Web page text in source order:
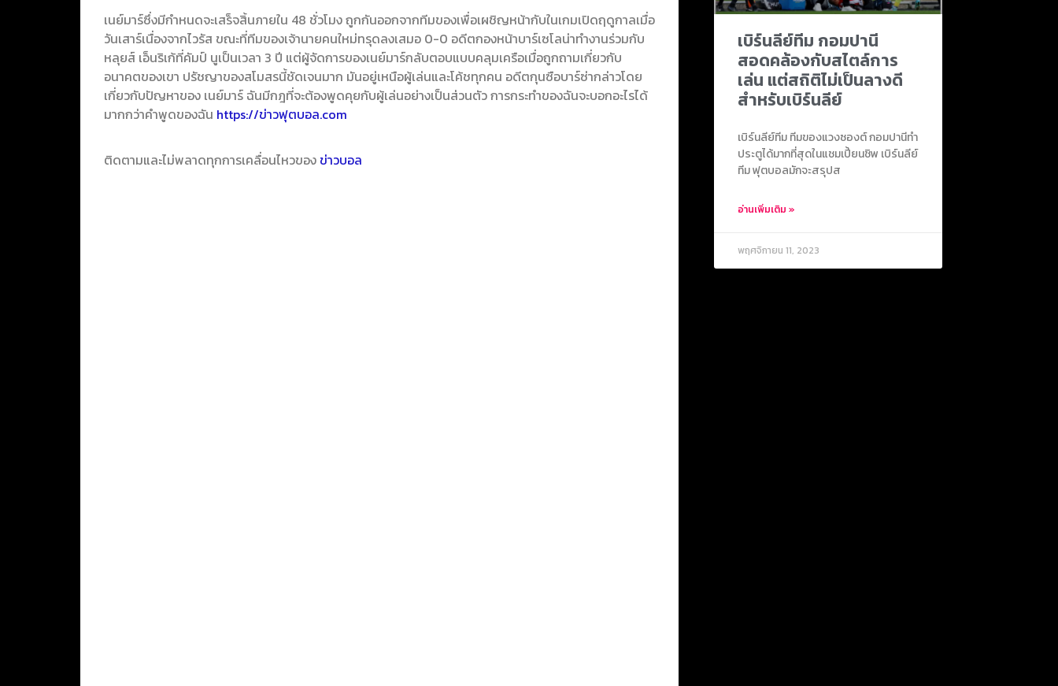
เนย์มาร์ซึ่งมีกำหนดจะเสร็จสิ้นภายใน 48 ชั่วโมง ถูกกันออกจากทีมของเพื่อเผชิญหน้ากับในเกมเปิดฤดูกาลเมื่อ
วันเสาร์เนื่องจากไวรัส ขณะที่ทีมของเจ้านายคนใหม่ทรุดลงเสมอ 0-0 อดีตกองหน้าบาร์เซโลน่าทำงานร่วมกับ
หลุยส์ เอ็นริเก้ที่คัมป์ นูเป็นเวลา 3 ปี แต่ผู้จัดการของเนย์มาร์กลับตอบแบบคลุมเครือเมื่อถูกถามเกี่ยวกับ
อนาคตของเขา ปรัชญาของสโมสรนี้ชัดเจนมาก มันอยู่เหนือผู้เล่นและโค้ชทุกคน อดีตกุนซือบาร์ซ่ากล่าวโดย
เกี่ยวกับปัญหาของ เนย์มาร์ ฉันมีกฎที่จะต้องพูดคุยกับผู้เล่นอย่างเป็นส่วนตัว การกระทำของฉันจะบอกอะไรได้
มากกว่าคำพูดของฉัน https://ข่าวฟุตบอล.com
ติดตามและไม่พลาดทุกการเคลื่อนไหวของ ข่าวบอล
เบิร์นลีย์ทีม กอมปานี
สอดคล้องกับสไตล์การ
เล่น แต่สถิติไม่เป็นลางดี
สำหรับเบิร์นลีย์
เบิร์นลีย์ทีม ทีมของแวงซองต์ กอมปานีทำ
ประตูได้มากที่สุดในแชมเปี้ยนชิพ เบิร์นลีย์
ทีม ฟุตบอลมักจะสรุปส
อ่านเพิ่มเติม »
พฤศจิกายน 11, 2023